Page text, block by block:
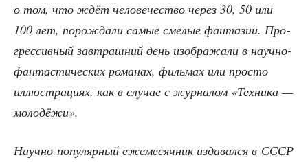
о том, что ждёт чело­ве­че­ство через 30, 50 или
100 лет, порож­да­ли самые сме­лые фан­та­зии. Про­
грес­сив­ный зав­траш­ний день изоб­ра­жа­ли в науч­но-
фан­та­сти­че­ских рома­нах, филь­мах или про­сто
иллю­стра­ци­ях, как в слу­чае с жур­на­лом «Тех­ни­ка —
молодёжи».
Науч­но-попу­ляр­ный еже­ме­сяч­ник изда­вал­ся в СССР